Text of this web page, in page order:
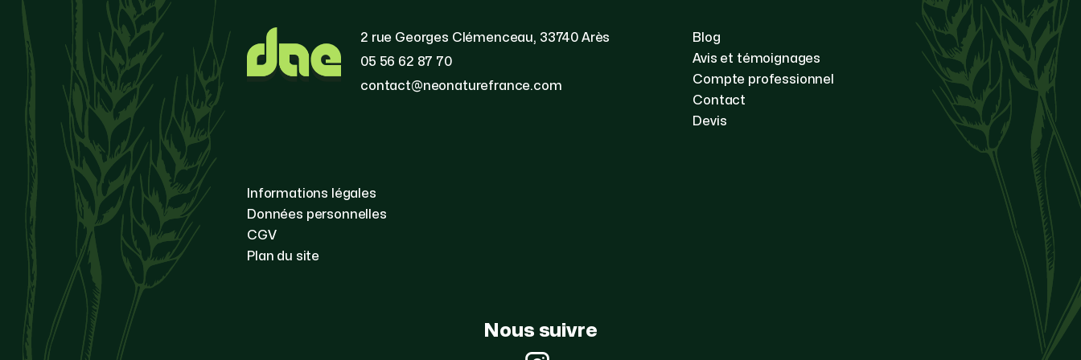
2 rue Georges Clémenceau, 33740 Arès
05 56 62 87 70
contact@neonaturefrance.com
Blog
Avis et témoignages
Compte professionnel
Contact
Devis
Informations légales
Données personnelles
CGV
Plan du site
Nous suivre